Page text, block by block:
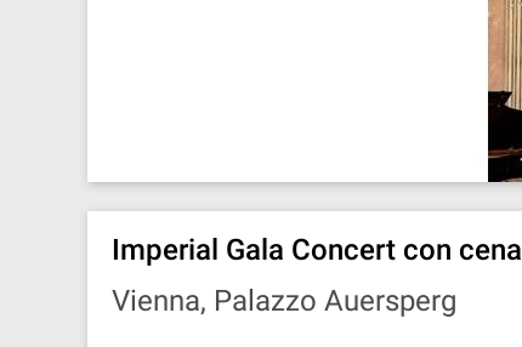
Imperial Gala Concert con cena
Vienna, Palazzo Auersperg